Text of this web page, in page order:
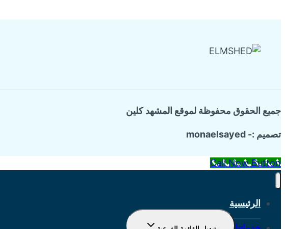
جميع الحقوق محفوظة لموقع المشهد كلين
تصميم :- monaelsayed
Call Now Button
الرئيسية